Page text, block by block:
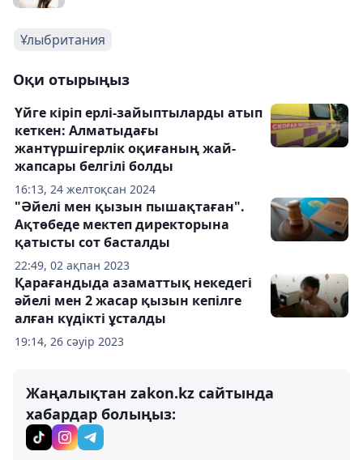
Ұлыбритания
Оқи отырыңыз
16:13, 24 желтоқсан 2024
Үйге кіріп ерлі-зайыптыларды атып
кеткен: Алматыдағы
жантүршігерлік оқиғаның жай-
жапсары белгілі болды
22:49, 02 ақпан 2023
"Әйелі мен қызын пышақтаған".
Ақтөбеде мектеп директорына
қатысты сот басталды
19:14, 26 сәуір 2023
Қарағандыда азаматтық некедегі
әйелі мен 2 жасар қызын кепілге
алған күдікті ұсталды
Жаңалықтан zakon.kz сайтында
хабардар болыңыз: